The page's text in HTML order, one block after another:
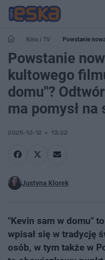
Kino i TV
Powstanie
domu"? Odtwórca głównej roli ma
Powstanie
kultowego
domu"?
ma pomysł
2025-12-12 13:22
Justyna Klorek
"Kevin sam w domu"
wpisał się w tradycję
osób, w tym także w